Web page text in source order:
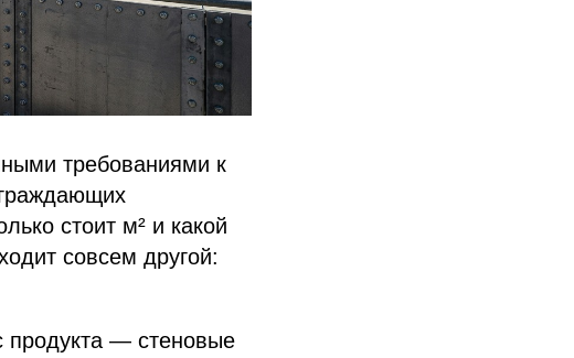
требованиями к
стоит м² и какой
совсем другой:
продукта — стеновые